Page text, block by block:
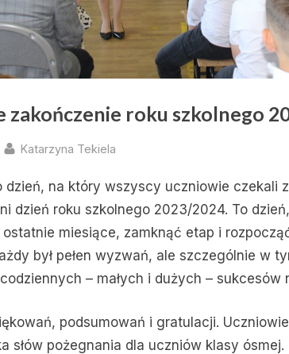
zakończenie roku szkolnego
By
Katarzyna Tekiela
dzień, na który wszyscy uczniowie czekali
dzień roku szkolnego 2023/2024. To
miesiące, zamknąć etap i
był pełen wyzwań, ale szczególnie w
– małych i dużych – sukcesów
podsumowań i gratulacji.
słów pożegnania dla uczniów klasy